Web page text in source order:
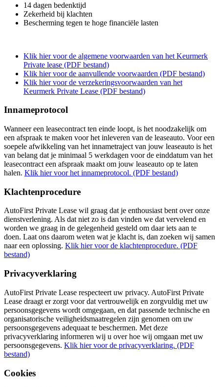
14 dagen bedenktijd
Zekerheid bij klachten
Bescherming tegen te hoge financiële lasten
Klik hier voor de algemene voorwaarden van het Keurmerk
Private lease (PDF bestand)
Klik hier voor de aanvullende voorwaarden (PDF bestand)
Klik hier voor de verzekeringsvoorwaarden van het
Keurmerk Private Lease (PDF bestand)
Innameprotocol
Wanneer een leasecontract ten einde loopt, is het noodzakelijk om
een afspraak te maken voor het inleveren van de leaseauto. Voor een
soepele afwikkeling van het innametraject van jouw leaseauto is het
van belang dat je minimaal 5 werkdagen voor de einddatum van het
leasecontract een afspraak maakt om jouw leaseauto op te laten
halen. Klik hier voor het innameprotocol. (PDF bestand)
Klachtenprocedure
AutoFirst Private Lease wil graag dat je enthousiast bent over onze
dienstverlening. Als dat niet zo is dan vinden we dat vervelend en
worden we graag in de gelegenheid gesteld om daar iets aan te
doen. Laat ons daarom weten wat je klacht is, dan zoeken wij samen
naar een oplossing. Klik hier voor de klachtenprocedure. (PDF
bestand)
Privacyverklaring
AutoFirst Private Lease respecteert uw privacy. AutoFirst Private
Lease draagt er zorgt voor dat vertrouwelijk en zorgvuldig met uw
persoonsgegevens wordt omgegaan, en dat passende technische en
organisatorische veiligheidsmaatregelen zijn genomen om uw
persoonsgegevens adequaat te beschermen. Met deze
privacyverklaring informeren wij u over hoe wij omgaan met uw
persoonsgegevens. Klik hier voor de privacyverklaring. (PDF
bestand)
Cookies